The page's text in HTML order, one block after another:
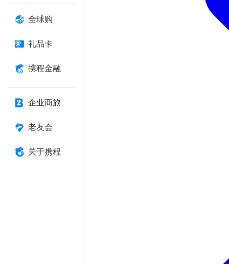
全球购
礼品卡
携程金融
企业商旅
老友会
关于携程